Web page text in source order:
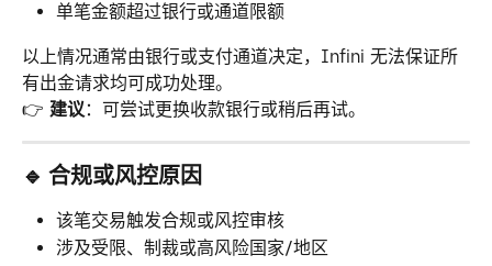
单笔金额超过银行或通道限额
以上情况通常由银行或支付通道决定，Infini 无法保证所
有出金请求均可成功处理。
👉 建议：可尝试更换收款银行或稍后再试。
🔹 合规或风控原因
该笔交易触发合规或风控审核
涉及受限、制裁或高风险国家/地区